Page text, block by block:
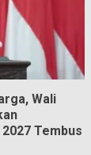
Wali
Tembus